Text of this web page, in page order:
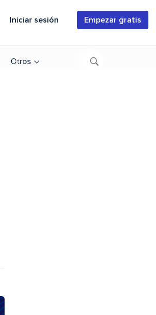
Iniciar sesión Empezar gratis
Otros